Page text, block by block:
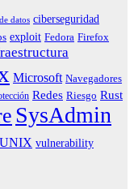
datos ciberseguridad
exploit Fedora Firefox
Microsoft Navegadores
Redes Riesgo Rust
SysAdmin
UNIX vulnerability